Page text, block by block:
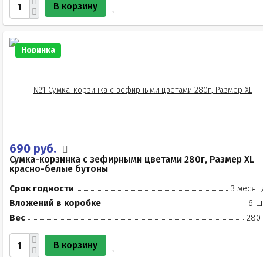
В корзину
Новинка
690 руб.
Сумка-корзинка с зефирными цветами 280г, Размер XL
красно-белые бутоны
Срок годности
3
Вложений в коробке
6
Вес
280
В корзину